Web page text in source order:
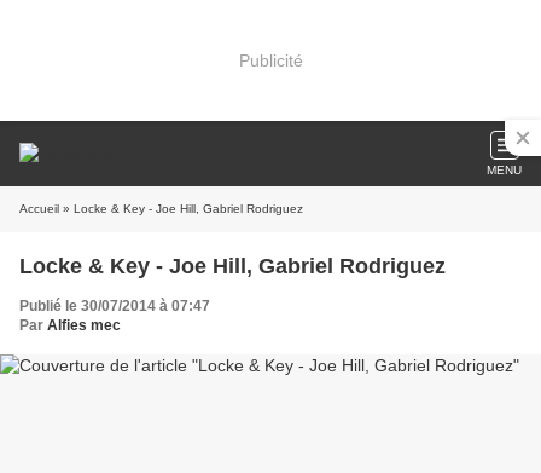
Publicité
MENU
Accueil » Locke & Key - Joe Hill, Gabriel Rodriguez
Locke & Key - Joe Hill, Gabriel Rodriguez
Publié le 30/07/2014 à 07:47
Par Alfies mec